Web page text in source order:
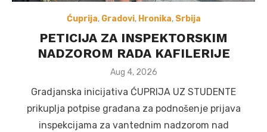
Ćuprija, Gradovi, Hronika, Srbija
PETICIJA ZA INSPEKTORSKIM
NADZOROM RADA KAFILERIJE
Posted
Aug 4, 2026
Gradjanska inicijativa ĆUPRIJA UZ STUDENTE
prikuplja potpise građana za podnošenje prijava
inspekcijama za vantednim nadzorom nad